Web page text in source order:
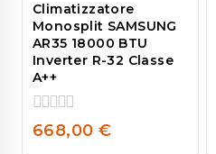
Climatizzatore
Monosplit SAMSUNG
AR35 18000 BTU
Inverter R-32 Classe
A++
0
668,00 €